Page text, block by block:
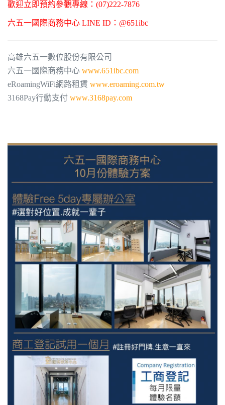
歡迎立即預約參觀專線：(07)222-7876
六五一國際商務中心 LINE ID：@651ibc
高雄六五一數位股份有限公司
六五一國際商務中心 www.651ibc.com
eRoamingWiFi網路租賃 www.eroaming.com.tw
3168Pay行動支付 www.3168pay.com